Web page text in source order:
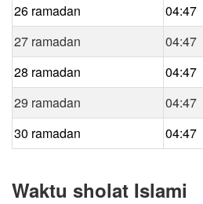
26 ramadan
04:47
27 ramadan
04:47
28 ramadan
04:47
29 ramadan
04:47
30 ramadan
04:47
Waktu sholat Islami